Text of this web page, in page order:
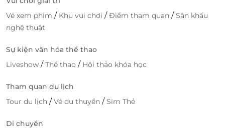
Minh
627 Nguyễn Ảnh Thủ, P. Tân Chánh Hiệp, Quận 12, Hồ
Chí Minh
Hồ Chí Minh
462 Nguyễn Thị Thập, P. Tân Quy, Quận 7, Hồ Chí
56B - 56C Bà Hom, P. 13, Quận 6, Hồ Chí Minh
191 Quang Trung, P. Hiệp Phú, Quận 9, Hồ Chí Minh
Minh
Vé xem phim / Khu vui chơi /Điểm tham quan /Sân khấu
nghệ thuật
Sự kiện văn hóa thể thao
Liveshow /Thể thao / Hội thảo khóa học
Tham quan du lịch
Tour du lịch /Vé du thuyền /Sim Thẻ
Di chuyển